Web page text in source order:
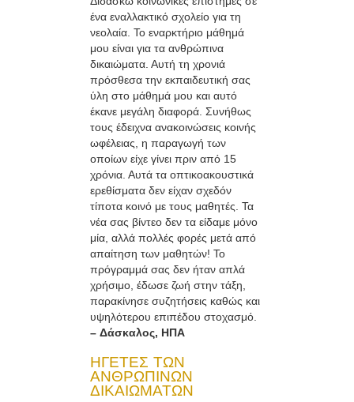
ένα εναλλακτικό σχολείο για τη
νεολαία. Το εναρκτήριο μάθημά
μου είναι για τα ανθρώπινα
δικαιώματα. Αυτή τη χρονιά
πρόσθεσα την εκπαιδευτική σας
ύλη στο μάθημά μου και αυτό
έκανε μεγάλη διαφορά. Συνήθως
τους έδειχνα ανακοινώσεις κοινής
ωφέλειας, η παραγωγή των
οποίων είχε γίνει πριν από 15
χρόνια. Αυτά τα οπτικοακουστικά
ερεθίσματα δεν είχαν σχεδόν
τίποτα κοινό με τους μαθητές. Τα
νέα σας βίντεο δεν τα είδαμε μόνο
μία, αλλά πολλές φορές μετά από
απαίτηση των μαθητών! Το
πρόγραμμά σας δεν ήταν απλά
χρήσιμο, έδωσε ζωή στην τάξη,
παρακίνησε συζητήσεις καθώς και
υψηλότερου επιπέδου στοχασμό.
– Δάσκαλος, ΗΠΑ
ΗΓΕΤΕΣ ΤΩΝ
ΑΝΘΡΩΠΙΝΩΝ
ΔΙΚΑΙΩΜΑΤΩΝ